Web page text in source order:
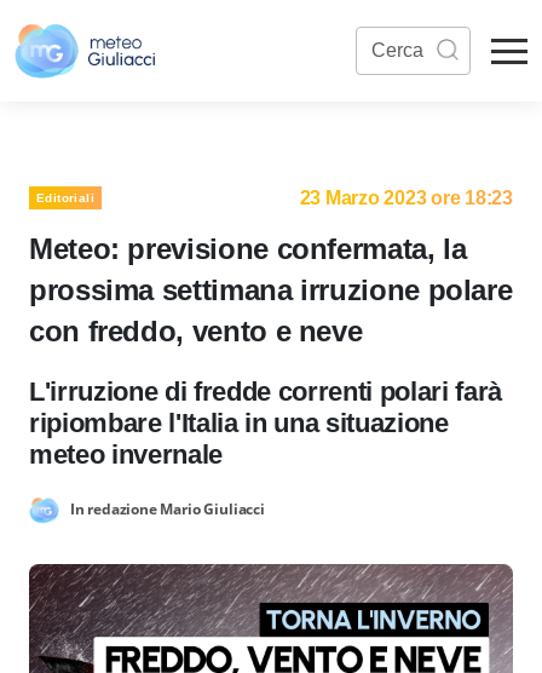
Editoriali 23 Marzo 2023 ore 18:23
Meteo: previsione confermata, la
prossima settimana irruzione polare
con freddo, vento e neve
L'irruzione di fredde correnti polari farà
ripiombare l'Italia in una situazione
meteo invernale
In redazione Mario Giuliacci